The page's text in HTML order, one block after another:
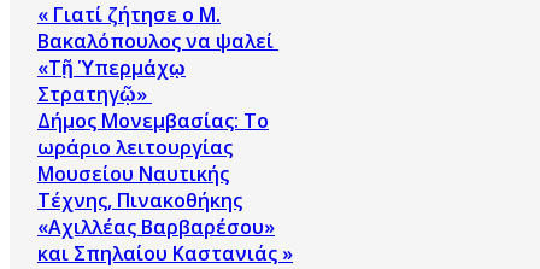
« Γιατί ζήτησε ο Μ.
Βακαλόπουλος να ψαλεί
«Τῇ Ὑπερμάχῳ
Στρατηγῷ»
Δήμος Μονεμβασίας: Το
ωράριο λειτουργίας
Μουσείου Ναυτικής
Τέχνης, Πινακοθήκης
«Αχιλλέας Βαρβαρέσου»
και Σπηλαίου Καστανιάς »